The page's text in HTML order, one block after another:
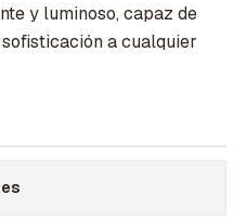
y luminoso, capaz de
a cualquier